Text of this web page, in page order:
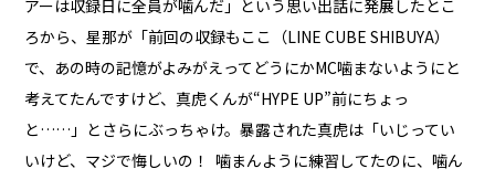
アーは収録日に全員が噛んだ」という思い出話に発展したとこ
ろから、星那が「前回の収録もここ（LINE CUBE SHIBUYA）
で、あの時の記憶がよみがえってどうにかMC噛まないようにと
考えてたんですけど、真虎くんが“HYPE UP”前にちょっ
と……」とさらにぶっちゃけ。暴露された真虎は「いじってい
いけど、マジで悔しいの！ 噛まんように練習してたのに、噛ん